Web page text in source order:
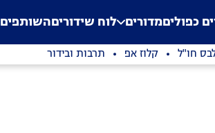
Application error: a
. כפוליםמדורים לוח שידוריםהשותפים
חו"ל קלוז אפ תרבות ובידור